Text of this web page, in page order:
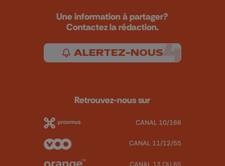
Une information à partager?
Contactez la rédaction.
ALERTEZ-NOUS
Retrouvez-nous sur
CANAL 10/166
CANAL 11/12/55
CANAL 13 OU 65